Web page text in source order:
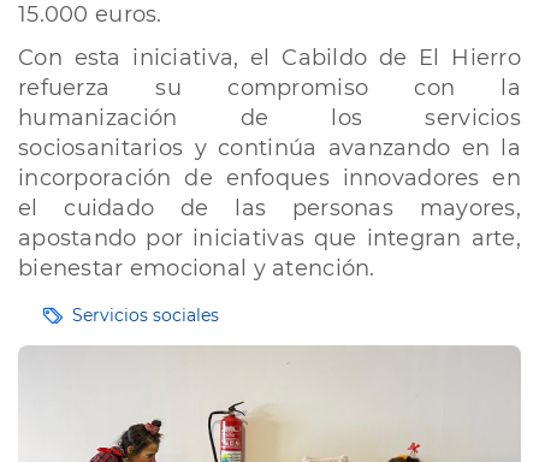
15.000 euros.
Con esta iniciativa, el Cabildo de El Hierro
refuerza su compromiso con la
humanización de los servicios
sociosanitarios y continúa avanzando en la
incorporación de enfoques innovadores en
el cuidado de las personas mayores,
apostando por iniciativas que integran arte,
bienestar emocional y atención.
EtiquetasServicios sociales